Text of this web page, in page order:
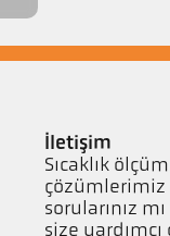
İletişim
Sıcaklık ölçüm
çözümlerimiz
sorularınız
size